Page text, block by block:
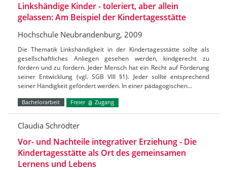
Linkshändige Kinder - toleriert, aber allein
gelassen: Am Beispiel der Kindertagesstätte
Hochschule Neubrandenburg, 2009
Die Thematik Linkshändigkeit in der Kindertagesstätte sollte als
gesellschaftliches Anliegen gesehen werden, kindgerecht zu
fördern und zu fordern. Jeder Mensch hat ein Recht auf Förderung
seiner Entwicklung (vgl. SGB VIII §1). Jeder sollte entsprechend
seiner Händigkeit gefördert werden. In einer pädagogischen…
Bachelorarbeit Freier Zugang
Claudia Schrödter
Vor- und Nachteile integrativer Erziehung - Die
Kindertagesstätte als Ort des gemeinsamen
Lernens und Lebens